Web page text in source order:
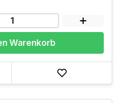
Warenkorb